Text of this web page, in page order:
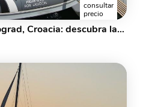
consultar
precio
Alquiler de yates en Biograd, Croacia: descubra las vacaciones en un catamarán para alquilar.